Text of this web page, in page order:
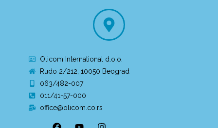
Olicom International d.o.o.
Rudo 2/212, 10050 Beograd
063/482-007
011/41-57-000
office@olicom.co.rs